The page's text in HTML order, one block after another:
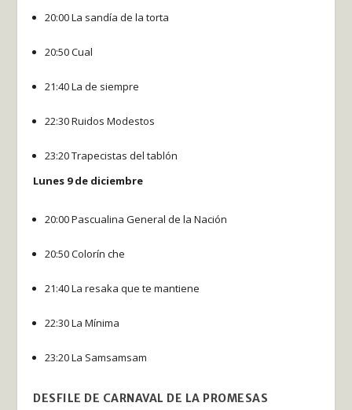
20:00 La sandía de la torta
20:50 Cual
21:40 La de siempre
22:30 Ruidos Modestos
23:20 Trapecistas del tablón
Lunes 9 de diciembre
20:00 Pascualina General de la Nación
20:50 Colorín che
21:40 La resaka que te mantiene
22:30 La Mínima
23:20 La Samsamsam
DESFILE DE CARNAVAL DE LA PROMESAS